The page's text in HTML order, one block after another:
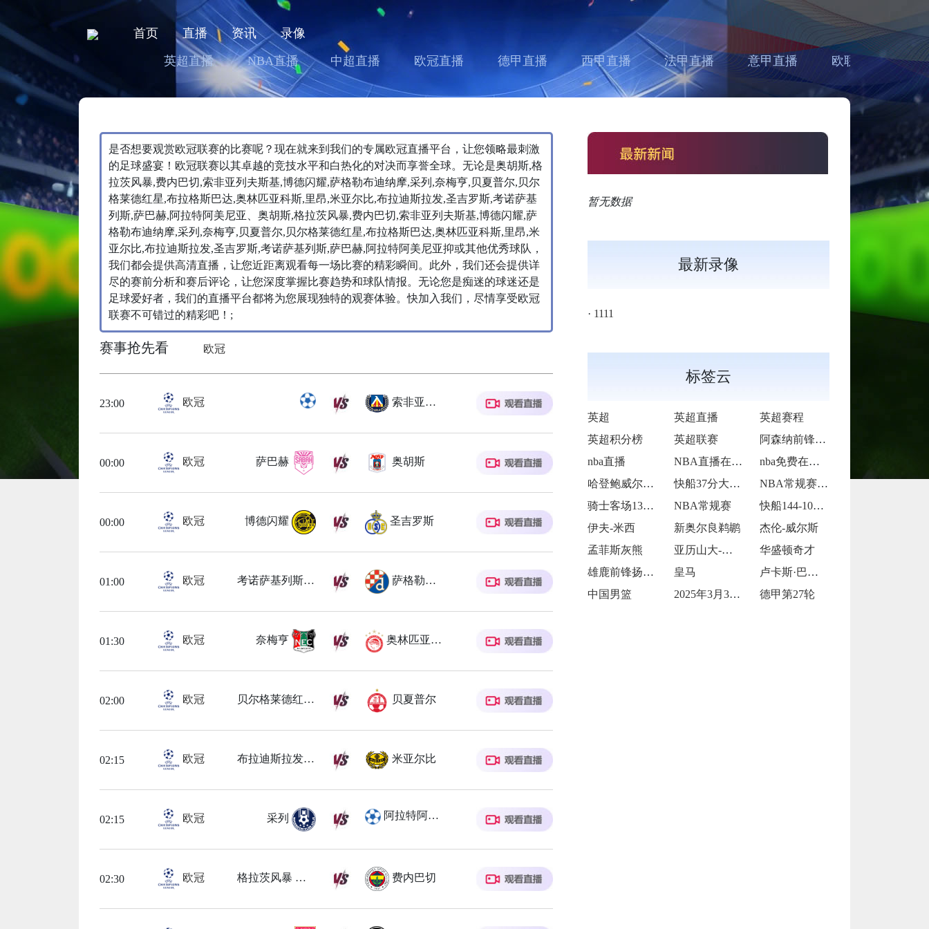
首页 直播 资讯 录像
英超直播 NBA直播 中超直播 欧冠直播 德甲直播 西甲直播 法甲直播 意甲直播 欧联直播
是否想要观赏欧冠联赛的比赛呢？现在就来到我们的专属欧冠直播平台，让您领略最刺激
的足球盛宴！欧冠联赛以其卓越的竞技水平和白热化的对决而享誉全球。无论是奥胡斯,格
拉茨风暴,费内巴切,索非亚列夫斯基,博德闪耀,萨格勒布迪纳摩,采列,奈梅亨,贝夏普尔,贝尔
格莱德红星,布拉格斯巴达,奥林匹亚科斯,里昂,米亚尔比,布拉迪斯拉发,圣吉罗斯,考诺萨基
列斯,萨巴赫,阿拉特阿美尼亚、奥胡斯,格拉茨风暴,费内巴切,索非亚列夫斯基,博德闪耀,萨
格勒布迪纳摩,采列,奈梅亨,贝夏普尔,贝尔格莱德红星,布拉格斯巴达,奥林匹亚科斯,里昂,米
亚尔比,布拉迪斯拉发,圣吉罗斯,考诺萨基列斯,萨巴赫,阿拉特阿美尼亚抑或其他优秀球队，
我们都会提供高清直播，让您近距离观看每一场比赛的精彩瞬间。此外，我们还会提供详
尽的赛前分析和赛后评论，让您深度掌握比赛趋势和球队情报。无论您是痴迷的球迷还是
足球爱好者，我们的直播平台都将为您展现独特的观赛体验。快加入我们，尽情享受欧冠
联赛不可错过的精彩吧！;
赛事抢先看 欧冠
23:00 欧冠 索非亚列夫斯基
00:00 欧冠 萨巴赫 奥胡斯
00:00 欧冠 博德闪耀 圣吉罗斯
01:00 欧冠 考诺萨基列斯 萨格勒布迪纳摩
01:30 欧冠 奈梅亨 奥林匹亚科斯
02:00 欧冠 贝尔格莱德红星 贝夏普尔
02:15 欧冠 布拉迪斯拉发 米亚尔比
02:15 欧冠 采列 阿拉特阿美尼亚
02:30 欧冠 格拉茨风暴 费内巴切
暂无数据
最新录像
· 1111
标签云
英超 英超直播
英超赛程
英超积分榜
英超联赛
阿森纳前锋热苏斯
nba直播
NBA直播在线观看
nba免费在线高清直播
哈登鲍威尔合砍70分
快船37分大胜爵士
NBA常规赛继续进行
骑士客场130-111大胜篮网
NBA常规赛
快船144-107大胜爵士
伊夫-米西
新奥尔良鹈鹕
杰伦-威尔斯
孟菲斯灰熊
亚历山大-萨尔
华盛顿奇才
雄鹿前锋扬尼斯-安特托昆博
皇马
卢卡斯·巴斯克斯
中国男篮
2025年3月30日 德甲第27轮